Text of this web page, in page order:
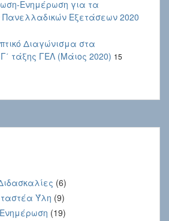
Ενημέρωση για τα
Εξετάσεων 2020
Διαγώνισμα στα
τάξης ΓΕΛ (Μάιος 2020) 15
(6)
Ύλη (9)
Ενημέρωση (19)